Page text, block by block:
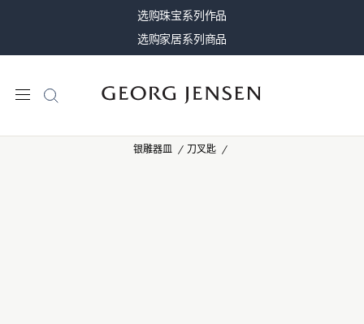
选购珠宝系列作品
选购家居系列商品
银雕器皿 刀叉匙